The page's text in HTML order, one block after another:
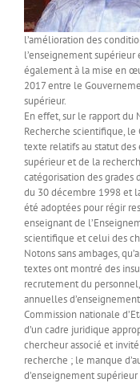
l’amélioration des
l’enseignement
également à la mise en
2017 entre le
supérieur.
En effet, sur le rapport du
Recherche scientifique, le
texte relatifs au statut des
supérieur et de la
catégorisation des grades
du 30 décembre 1998 et
été adoptées pour régir
enseignant de
scientifique et celui des
Notons sans ambages,
textes ont montré des
recrutement du
annuelles
Commission nationale
d’un cadre juridique
chercheur associé et
recherche ; le manque
d’enseignement